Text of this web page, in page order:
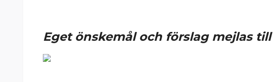
Eget önskemål och förslagmejlas till